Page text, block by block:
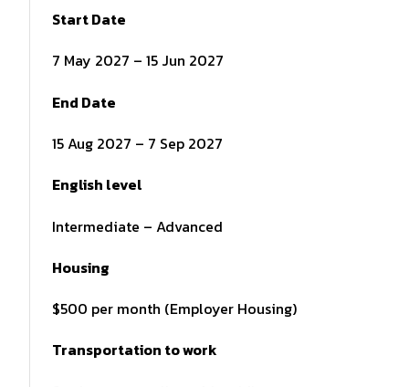
Start Date
7 May 2027 – 15 Jun 2027
End Date
15 Aug 2027 – 7 Sep 2027
English level
Intermediate – Advanced
Housing
$500 per month (Employer Housing)
Transportation to work